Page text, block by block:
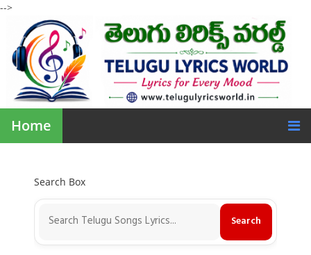
-->
Home
Search Box